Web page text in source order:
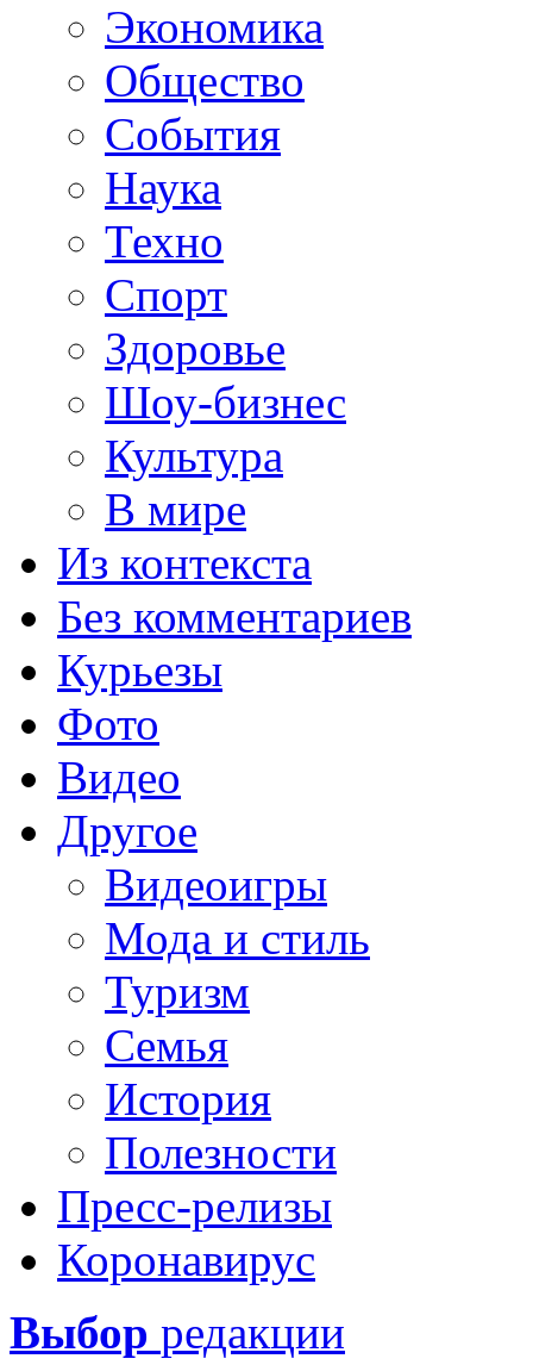
Экономика
Общество
События
Наука
Техно
Спорт
Здоровье
Шоу-бизнес
Культура
В мире
Из контекста
Без комментариев
Курьезы
Фото
Видео
Другое
Видеоигры
Мода и стиль
Туризм
Семья
История
Полезности
Пресс-релизы
Коронавирус
Выбор редакции